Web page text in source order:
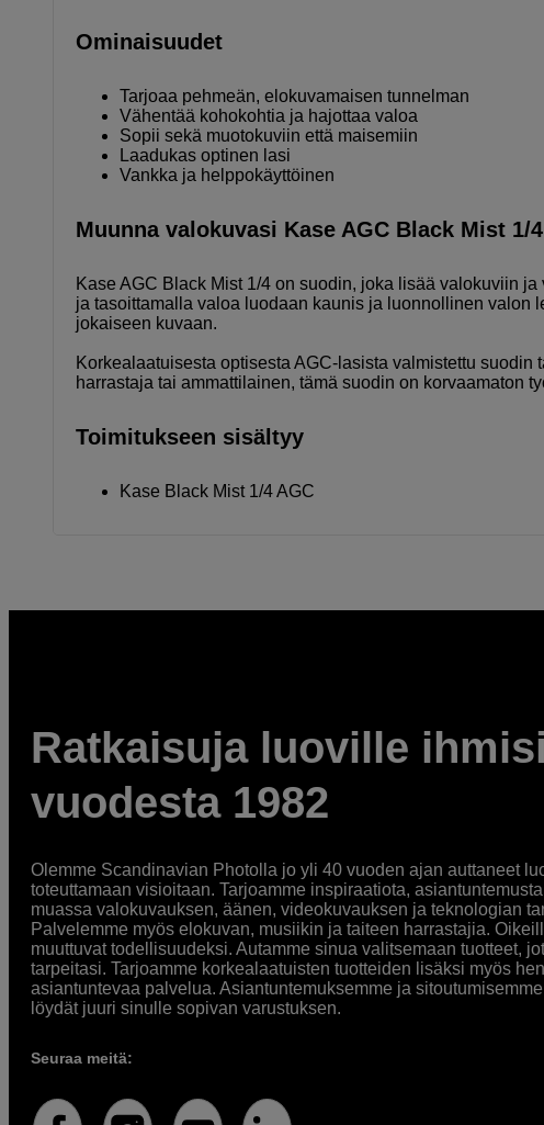
Ominaisuudet
Tarjoaa pehmeän, elokuvamaisen tunnelman
Vähentää kohokohtia ja hajottaa valoa
Sopii sekä muotokuviin että maisemiin
Laadukas optinen lasi
Vankka ja helppokäyttöinen
Muunna valokuvasi Kase AGC Black Mist 1/
Kase AGC Black Mist 1/4 on suodin, joka lisää valokuviin
ja tasoittamalla valoa luodaan kaunis ja luonnollinen valon
jokaiseen kuvaan.
Korkealaatuisesta optisesta AGC-lasista valmistettu
harrastaja tai ammattilainen, tämä suodin on korvaamaton
Toimitukseen sisältyy
Kase Black Mist 1/4 AGC
Ratkaisuja luoville
vuodesta 1982
Olemme Scandinavian Photolla jo yli 40 vuoden ajan auttaneet
toteuttamaan visioitaan. Tarjoamme inspiraatiota,
muassa valokuvauksen, äänen, videokuvauksen ja teknologian
Palvelemme myös elokuvan, musiikin ja taiteen harrastajia.
muuttuvat todellisuudeksi. Autamme sinua valitsemaan tuotteet,
tarpeitasi. Tarjoamme korkealaatuisten tuotteiden lisäksi myös
asiantuntevaa palvelua. Asiantuntemuksemme ja
löydät juuri sinulle sopivan varustuksen.
Seuraa meitä: